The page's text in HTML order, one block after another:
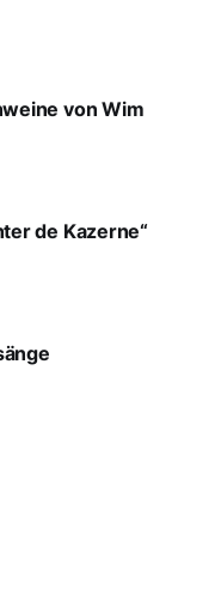
von Wim
de Kazerne“